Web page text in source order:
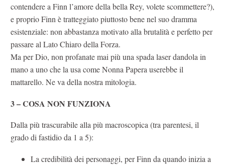
contendere a Finn l’amore della bella Rey, volete scommettere?),
e proprio Finn è tratteggiato piuttosto bene nel suo dramma
esistenziale: non abbastanza motivato alla brutalità e perfetto per
passare al Lato Chiaro della Forza.
Ma per Dio, non profanate mai più una spada laser dandola in
mano a uno che la usa come Nonna Papera userebbe il
mattarello. Ne va della nostra mitologia.
3 – COSA NON FUNZIONA
Dalla più trascurabile alla più macroscopica (tra parentesi, il
grado di fastidio da 1 a 5):
La credibilità dei personaggi, per Finn da quando inizia a